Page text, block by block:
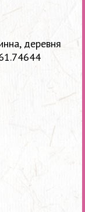
деревня